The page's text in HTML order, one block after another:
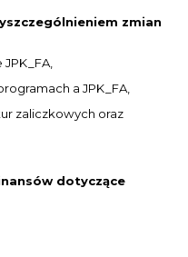
zmian
a JPK_FA,
zaliczkowych oraz
dotyczące